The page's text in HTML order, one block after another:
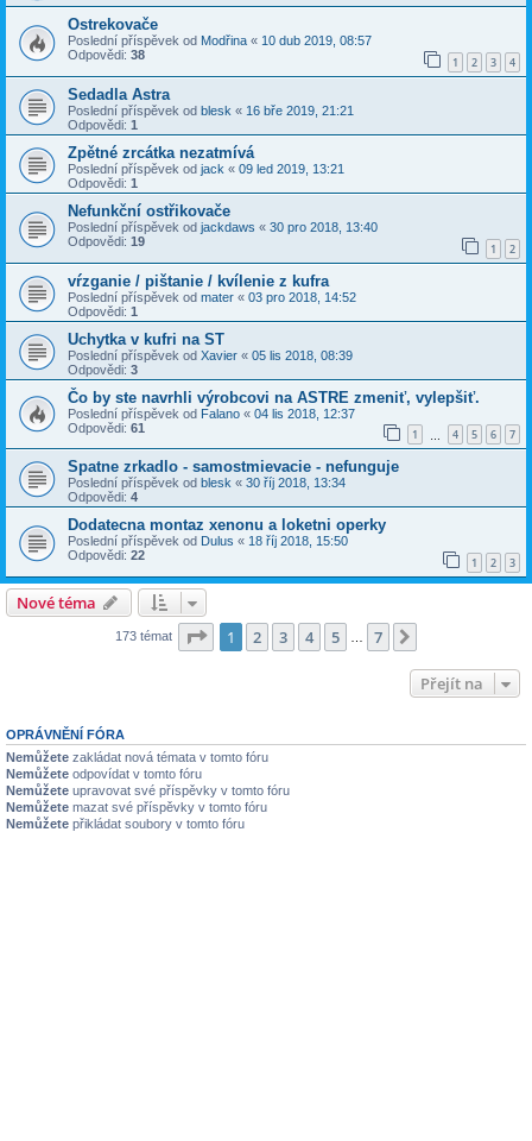
Ostrekovače
Poslední příspěvek od Modřina « 10 dub 2019, 08:57
Odpovědi: 38 1 2 3 4
Sedadla Astra
Poslední příspěvek od blesk « 16 bře 2019, 21:21
Odpovědi: 1
Zpětné zrcátka nezatmívá
Poslední příspěvek od jack « 09 led 2019, 13:21
Odpovědi: 1
Nefunkční ostřikovače
Poslední příspěvek od jackdaws « 30 pro 2018, 13:40
Odpovědi: 19 1 2
vŕzganie / pištanie / kvílenie z kufra
Poslední příspěvek od mater « 03 pro 2018, 14:52
Odpovědi: 1
Uchytka v kufri na ST
Poslední příspěvek od Xavier « 05 lis 2018, 08:39
Odpovědi: 3
Čo by ste navrhli výrobcovi na ASTRE zmeniť, vylepšiť.
Poslední příspěvek od Falano « 04 lis 2018, 12:37
Odpovědi: 61 1 4 5 6 7
Spatne zrkadlo - samostmievacie - nefunguje
Poslední příspěvek od blesk « 30 říj 2018, 13:34
Odpovědi: 4
Dodatecna montaz xenonu a loketni operky
Poslední příspěvek od Dulus « 18 říj 2018, 15:50
Odpovědi: 22 1 2 3
Nové téma
173 témat Stránka z
1 2 3 4 5 7
Přejít na
OPRÁVNĚNÍ FÓRA
Nemůžete zakládat nová témata v tomto fóru
Nemůžete odpovídat v tomto fóru
Nemůžete upravovat své příspěvky v tomto fóru
Nemůžete mazat své příspěvky v tomto fóru
Nemůžete přikládat soubory v tomto fóru